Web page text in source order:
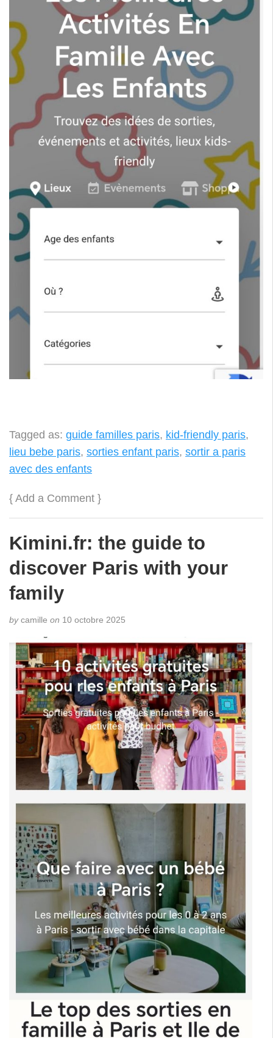
Tagged as: guide familles paris, kid-friendly paris,
lieu bebe paris, sorties enfant paris, sortir a paris
avec des enfants
{ Add a Comment }
Kimini.fr: the guide to
discover Paris with your
family
bycamille on 10 octobre 2025